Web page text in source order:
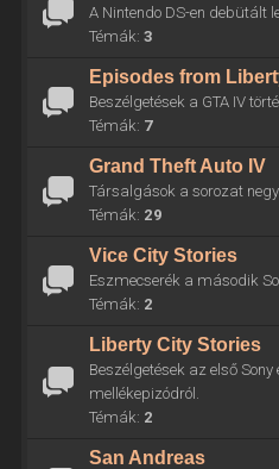
A Nintendo DS-en debütált
Témák: 3
Episodes from
Beszélgetések a GTA IV
Témák: 7
Grand Theft Auto IV
Társalgások a sorozat
Témák: 29
Vice City Stories
Eszmecserék a második
Témák: 2
Liberty City Stories
Beszélgetések az első
mellékepizódról.
Témák: 2
San Andreas